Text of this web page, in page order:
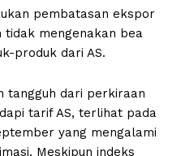
pembatasan ekspor
tidak mengenakan bea
produk dari AS.
tangguh dari perkiraan
tarif AS, terlihat pada
yang mengalami
Meskipun indeks